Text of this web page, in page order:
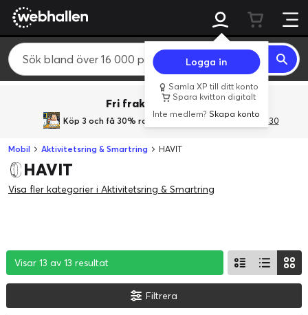
Logga in
Samla XP till ditt konto
Spara kvitton digitalt
Inte medlem?Skapa konto
Fri frakt över 800 kr.
Köp 3 och få 30% rabatt med rabattkoden 3Gives30
Mobil Aktivitetsring & Smartring HAVIT
HAVIT
Visa fler kategorier i Aktivitetsring & Smartring
Visar 13 av 13 resultat
Visar 13 av 13 resultat
Visar 13 av 13 resultat
Filtrera